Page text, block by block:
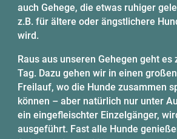
auch Gehege, die etwas ruhiger
z.B. für ältere oder ängstlichere
wird.
Raus aus unseren Gehegen geht
Tag. Dazu gehen wir in einen
Freilauf, wo die Hunde zusammen
können – aber natürlich nur unter
ein eingefleischter Einzelgänger,
ausgeführt. Fast alle Hunde